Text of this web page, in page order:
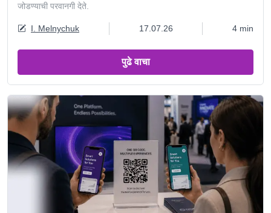
जोडण्याची परवानगी देते.
I. Melnychuk 17.07.26 4 min
पुढे वाचा